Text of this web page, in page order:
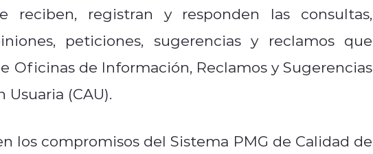
reciben, registran y responden las consultas,
peticiones, sugerencias y reclamos que
Oficinas de Información, Reclamos y Sugerencias
Usuaria (CAU).
los compromisos del Sistema PMG de Calidad de